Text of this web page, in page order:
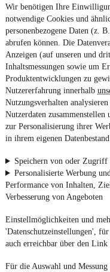
Wir benötigen Ihre
notwendige Cookies und
personenbezogene Daten (z.
abrufen können. Die
Anzeigen (auf unseren und
Inhaltsmessungen sowie um
Produktentwicklungen zu
Nutzererfahrung innerhalb
Nutzungsverhalten
Nutzerdaten zusammenstellen
zur Personalisierung ihrer
in ihrem eigenen
Speichern von oder
Personalisierte Werbung
Performance von Inhalten,
Verbesserung von Angeboten
Einstellmöglichkeiten und
'Datenschutzeinstellungen',
auch erreichbar über den
Für die Auswahl und
Unfallfrei•EZ 05/
¹ MwSt. ausweisbar
4.6 Sterne
Nutze mobile.de
Impressum
Vertrag widerrufen
Datenschutz